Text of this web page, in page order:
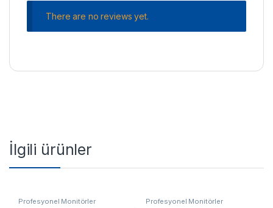
There are no reviews yet.
İlgili ürünler
Profesyonel Monitörler Profesyonel Monitörler